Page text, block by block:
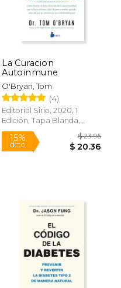
La Curacion
Autoinmune
O'Bryan, Tom
(4)
Editorial Sirio, 2020, 1
Edición, Tapa Blanda,
Nuevo